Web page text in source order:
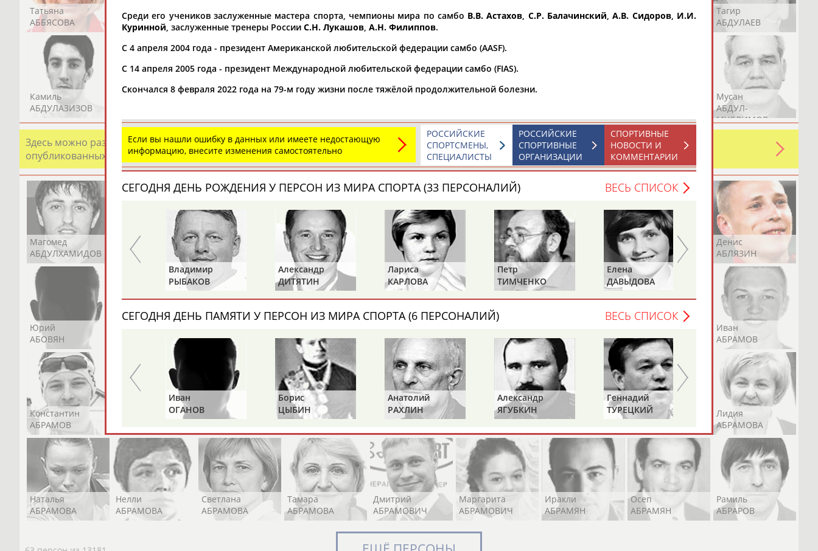
Татьяна
АББЯСОВА
Акжана
АБДИКАРИМОВА
АБДРАХМАНОВ
АБДРАХМАНОВ
АБДРАХМАНОВА
Андрей
АБДУВАЛИЕВ
Герман
АБДУЛАЕВ
Рамазан
АБДУЛАЕВ
Тагир
АБДУЛАЕВ
Камиль
АБДУЛАЗИЗОВ
Загалав
Камалудин
Абдула
Магомед
Назир
Мусан
АБДУЛ-
МУСЛИМОВ
Здесь можно разместить информацию о хорошо известном спортсмене, тренере, специалисте или исправить какую-либо ошибку в уже
опубликованных записях. Страна должна знать своих героев! Герои спорта - это одни из главных патриотов своей страны!
Магомед
АБДУЛХАМИДОВ
Шамиль
АБДУРАХМАНОВ
Адлан
АБДУРАШИДОВ
Рустам
АБДУРАШИДОВ
Магомед
АБДУСАЛАМОВ
АБДЫКАЛЫКОВ
Эдуард
АБЗАЛИМОВ
Уулу Азамат
АБИБИЛЛА
Денис
АБЛЯЗИН
Юрий
АБОВЯН
АБОИМОВ
АБРААМЯН
АБРАМАШВИЛИ
АБРАМОВ
АБРАМОВ
АБРАМОВ
Иван
АБРАМОВ
Константин
АБРАМОВ
Николай
Павел
Дарья
Екатерина
Ирина
Лидия
АБРАМОВА
Наталья
АБРАМОВА
Нелли
АБРАМОВА
Светлана
АБРАМОВА
Тамара
АБРАМОВА
Дмитрий
АБРАМОВИЧ
Маргарита
АБРАМОВИЧ
Иракли
АБРАМЯН
Осеп
АБРАМЯН
Рамиль
АБРАРОВ
Среди его учеников заслуженные мастера спорта, чемпионы мира по самбо В.В. Астахов С.Р. Балачинский ,А.В. Сидоров, И.И.
Куринной , заслуженные тренеры России С.Н. Лукашов А.Н. Филиппов.
С 4 апреля 2004 года - президент Американской любительской федерации самбо (AASF).
С 14 апреля 2005 года - президент Международной любительской федерации самбо (FIAS).
Скончался 8 февраля 2022 года на 79-м году жизни после тяжёлой продолжительной болезни.
Если вы нашли ошибку в данных или имеете недостающую
информацию, внесите изменения самостоятельно
СПОРТИВНЫЕ
НОВОСТИ И
КОММЕНТАРИИ
РОССИЙСКИЕ
СПОРТИВНЫЕ
ОРГАНИЗАЦИИ
РОССИЙСКИЕ
СПОРТСМЕНЫ,
СПЕЦИАЛИСТЫ
СЕГОДНЯ ДЕНЬ РОЖДЕНИЯ У ПЕРСОН ИЗ МИРА СПОРТА (33 ПЕРСОНАЛИЙ) ВЕСЬ СПИСОК
Валерий
Владимир
РЫБАКОВ
Александр
ДИТЯТИН
Лариса
КАРЛОВА
Петр
ТИМЧЕНКО
Елена
ДАВЫДОВА
Татьяна
ДОРОВСКИХ
(САМОЛЕНКО,
ХАМИТОВА))
СЕГОДНЯ ДЕНЬ ПАМЯТИ У ПЕРСОН ИЗ МИРА СПОРТА (6 ПЕРСОНАЛИЙ) ВЕСЬ СПИСОК
Альгирдас
ЛАУРИТЕНАС
Иван
ОГАНОВ
Борис
ЦЫБИН
Анатолий
РАХЛИН
Александр
ЯГУБКИН
Геннадий
ТУРЕЦКИЙ